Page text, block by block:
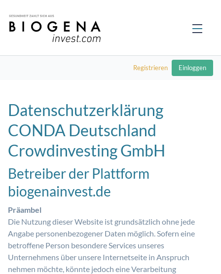
Registrieren Einloggen
Datenschutzerklärung
CONDA Deutschland
Crowdinvesting GmbH
Betreiber der Plattform
biogenainvest.de
Präambel
Die Nutzung dieser Website ist grundsätzlich ohne jede
Angabe personenbezogener Daten möglich. Sofern eine
betroffene Person besondere Services unseres
Unternehmens über unsere Internetseite in Anspruch
nehmen möchte, könnte jedoch eine Verarbeitung